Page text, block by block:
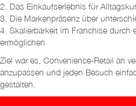
2. Das Einkaufserlebnis für
3. Die Markenpräsenz über
4. Skalierbarkeit im Franchise durch
ermöglichen
Ziel war es, Convenience-Retail an
anzupassen und jeden Besuch
gestalten.